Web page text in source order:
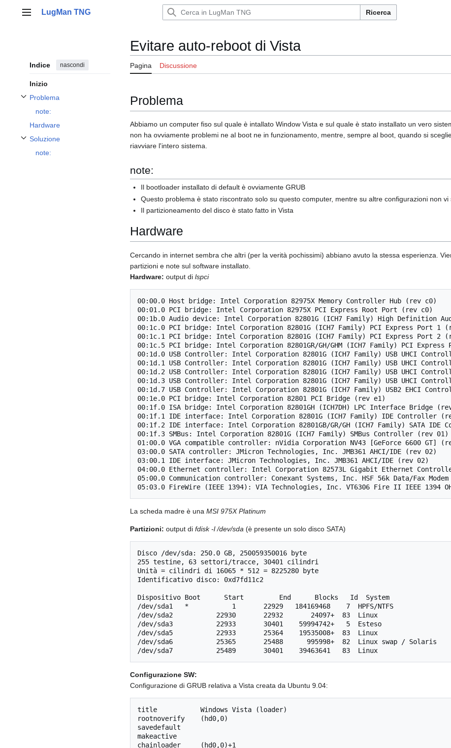
Menu principale
LugMan TNG Ricerca
Indice nascondi
Inizio
Problema
Attiva/disattiva la sottosezione Problema
note:
Hardware
Soluzione
Attiva/disattiva la sottosezione Soluzione
note:
Evitare auto-reboot di Vista
Pagina Discussione
Problema
Abbiamo un computer fiso sul quale è intallato Window Vista e sul quale è stato installato un vero
non ha ovviamente problemi ne al boot ne in funzionamento, mentre, sempre al boot, quando si
riavviare l'intero sistema.
note:
Il bootloader installato di default è ovviamente GRUB
Questo problema è stato riscontrato solo su questo computer, mentre su altre configurazioni non
Il partizioneamento del disco è stato fatto in Vista
Hardware
Cercando in internet sembra che altri (per la verità pochissimi) abbiano avuto la stessa esperienza.
partizioni e note sul software installato.
Hardware: output di lspci
00:00.0 Host bridge: Intel Corporation 82975X Memory Controller Hub (rev c0)
00:01.0 PCI bridge: Intel Corporation 82975X PCI Express Root Port (rev c0)
00:1b.0 Audio device: Intel Corporation 82801G (ICH7 Family) High Definition
00:1c.0 PCI bridge: Intel Corporation 82801G (ICH7 Family) PCI Express Port 1
00:1c.1 PCI bridge: Intel Corporation 82801G (ICH7 Family) PCI Express Port 2
00:1c.5 PCI bridge: Intel Corporation 82801GR/GH/GHM (ICH7 Family) PCI
00:1d.0 USB Controller: Intel Corporation 82801G (ICH7 Family) USB UHCI
00:1d.1 USB Controller: Intel Corporation 82801G (ICH7 Family) USB UHCI
00:1d.2 USB Controller: Intel Corporation 82801G (ICH7 Family) USB UHCI
00:1d.3 USB Controller: Intel Corporation 82801G (ICH7 Family) USB UHCI
00:1d.7 USB Controller: Intel Corporation 82801G (ICH7 Family) USB2 EHCI
00:1e.0 PCI bridge: Intel Corporation 82801 PCI Bridge (rev e1)
00:1f.0 ISA bridge: Intel Corporation 82801GH (ICH7DH) LPC Interface Bridge
00:1f.1 IDE interface: Intel Corporation 82801G (ICH7 Family) IDE Controller
00:1f.2 IDE interface: Intel Corporation 82801GB/GR/GH (ICH7 Family) SATA IDE
00:1f.3 SMBus: Intel Corporation 82801G (ICH7 Family) SMBus Controller (rev 01)
01:00.0 VGA compatible controller: nVidia Corporation NV43 [GeForce 6600 GT]
03:00.0 SATA controller: JMicron Technologies, Inc. JMB361 AHCI/IDE (rev 02)
03:00.1 IDE interface: JMicron Technologies, Inc. JMB361 AHCI/IDE (rev 02)
04:00.0 Ethernet controller: Intel Corporation 82573L Gigabit Ethernet
05:00.0 Communication controller: Conexant Systems, Inc. HSF 56k Data/Fax
La scheda madre è una MSI 975X Platinum
Partizioni: output di fdisk -l /dev/sda (è presente un solo disco SATA)
Disco /dev/sda: 250.0 GB, 250059350016 byte
255 testine, 63 settori/tracce, 30401 cilindri
Unità = cilindri di 16065 * 512 = 8225280 byte
Identificativo disco: 0xd7fd11c2
Dispositivo Boot      Start         End      Blocks   Id  System
/dev/sda1   *           1       22929   184169468    7  HPFS/NTFS
/dev/sda2           22930       22932       24097+  83  Linux
/dev/sda3           22933       30401    59994742+   5  Esteso
/dev/sda5           22933       25364    19535008+  83  Linux
/dev/sda6           25365       25488      995998+  82  Linux swap / Solaris
Configurazione SW:
Configurazione di GRUB relativa a Vista creata da Ubuntu 9.04:
title		Windows Vista (loader)
rootnoverify	(hd0,0)
savedefault
makeactive